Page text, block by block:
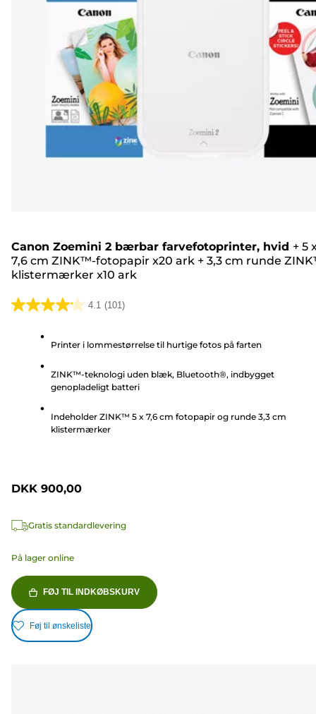
Canon Zoemini 2 bærbar farvefotoprinter, hvid + 5
7,6 cm ZINK™-fotopapir x20 ark + 3,3 cm runde
klistermærker x10 ark
4.1 (101)
4.1
stjerner.
anmeldelser
Printer i lommestørrelse til hurtige fotos på farten
ZINK™-teknologi uden blæk, Bluetooth®, indbygget
genopladeligt batteri
Indeholder ZINK™ 5 x 7,6 cm fotopapir og runde 3,3 cm
klistermærker
DKK 900,00
Gratis standardlevering
På lager online
FØJ TIL INDKØBSKURV
Føj til ønskeliste